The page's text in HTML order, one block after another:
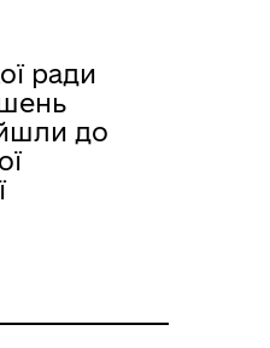
ради
до